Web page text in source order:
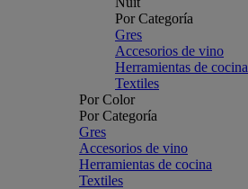
Por Categoría
Gres
Accesorios de vino
Herramientas de cocina
Textiles
Por Color
Por Categoría
Gres
Accesorios de vino
Herramientas de cocina
Textiles